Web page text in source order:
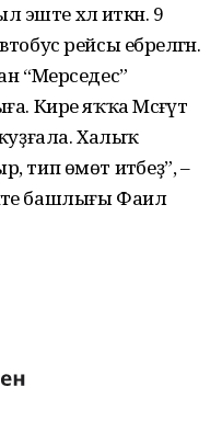
эште хәл иткән. 9
рейсы ебәрелгән.
“Мерседес”
Кире яҡҡа Мәсәғүт
ҡуҙғала. Халыҡ
тип өмөт итәбеҙ”, –
башлығы Фаил